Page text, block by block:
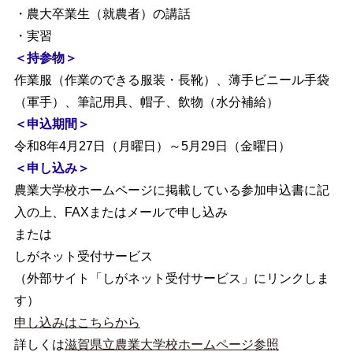
・農大卒業生（就農者）の講話
・実習
＜持参物＞
作業服（作業のできる服装・長靴）、薄手ビニール手袋
（軍手）、筆記用具、帽子、飲物（水分補給）
＜申込期間＞
令和8年4月27日（月曜日）～5月29日（金曜日）
＜申し込み＞
農業大学校ホームページに掲載している参加申込書に記
入の上、FAXまたはメールで申し込み
または
しがネット受付サービス
（外部サイト「しがネット受付サービス」にリンクしま
す）
申し込みはこちらから
詳しくは滋賀県立農業大学校ホームページ参照